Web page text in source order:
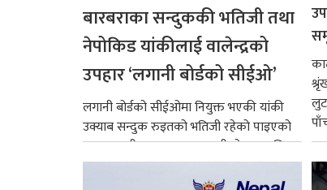
बारबराका सन्दुककी भतिजी तथा
नेपोकिड यांकीलाई वालेन्द्रको
उपहार ‘लगानी बोर्डको सीईओ’
लगानी बोर्डको सीईओमा नियुक्त भएकी यांकी
उक्याब सन्दुक रुइतको भतिजी रहेको पाइएको
छ। तत्कालीन समयमा महाकालीको अञ्चलाधिश
नै बनेका जोन...